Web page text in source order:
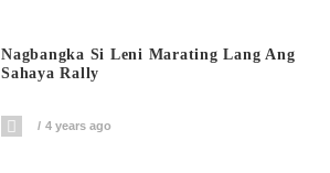
Nagbangka Si Leni Marating Lang Ang
Sahaya Rally
4 years ago